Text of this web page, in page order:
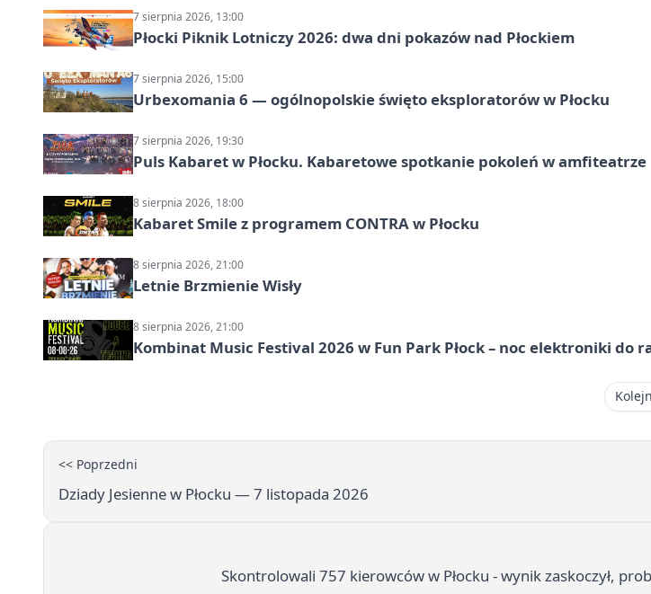
7 sierpnia 2026, 13:00
Płocki Piknik Lotniczy 2026: dwa dni pokazów nad Płockiem
7 sierpnia 2026, 15:00
Urbexomania 6 — ogólnopolskie święto eksploratorów w Płocku
7 sierpnia 2026, 19:30
Puls Kabaret w Płocku. Kabaretowe spotkanie pokoleń w amfiteatrze
8 sierpnia 2026, 18:00
Kabaret Smile z programem CONTRA w Płocku
8 sierpnia 2026, 21:00
Letnie Brzmienie Wisły
8 sierpnia 2026, 21:00
Kombinat Music Festival 2026 w Fun Park Płock – noc elektroniki do
<< Poprzedni
Dziady Jesienne w Płocku — 7 listopada 2026
Skontrolowali 757 kierowców w Płocku - wynik zaskoczył,